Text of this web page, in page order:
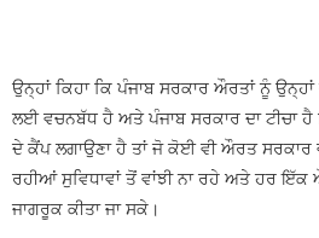
ਉਨ੍ਹਾਂ ਕਿਹਾ ਕਿ ਪੰਜਾਬ ਸਰਕਾਰ ਔਰਤਾਂ ਨੂੰ
ਲਈ ਵਚਨਬੱਧ ਹੈ ਅਤੇ ਪੰਜਾਬ ਸਰਕਾਰ ਦਾ ਟੀਚਾ
ਦੇ ਕੈਂਪ ਲਗਾਉਣਾ ਹੈ ਤਾਂ ਜੋ ਕੋਈ ਵੀ ਔਰਤ
ਰਹੀਆਂ ਸੁਵਿਧਾਵਾਂ ਤੋਂ ਵਾਂਝੀ ਨਾ ਰਹੇ ਅਤੇ ਹਰ ਇੱਕ
ਜਾਗਰੂਕ ਕੀਤਾ ਜਾ ਸਕੇ।